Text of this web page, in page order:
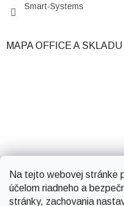
Na tejto webovej stránke
účelom riadneho a
stránky, zachovania
Smart-Systems
MAPA OFFICE A SKLADU